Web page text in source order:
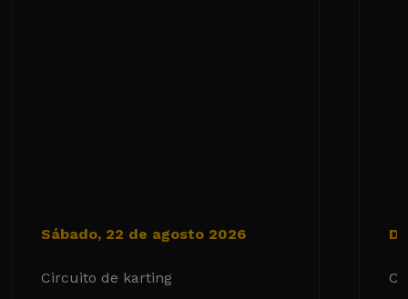
Sábado, 22 de agosto 2026
Circuito de karting